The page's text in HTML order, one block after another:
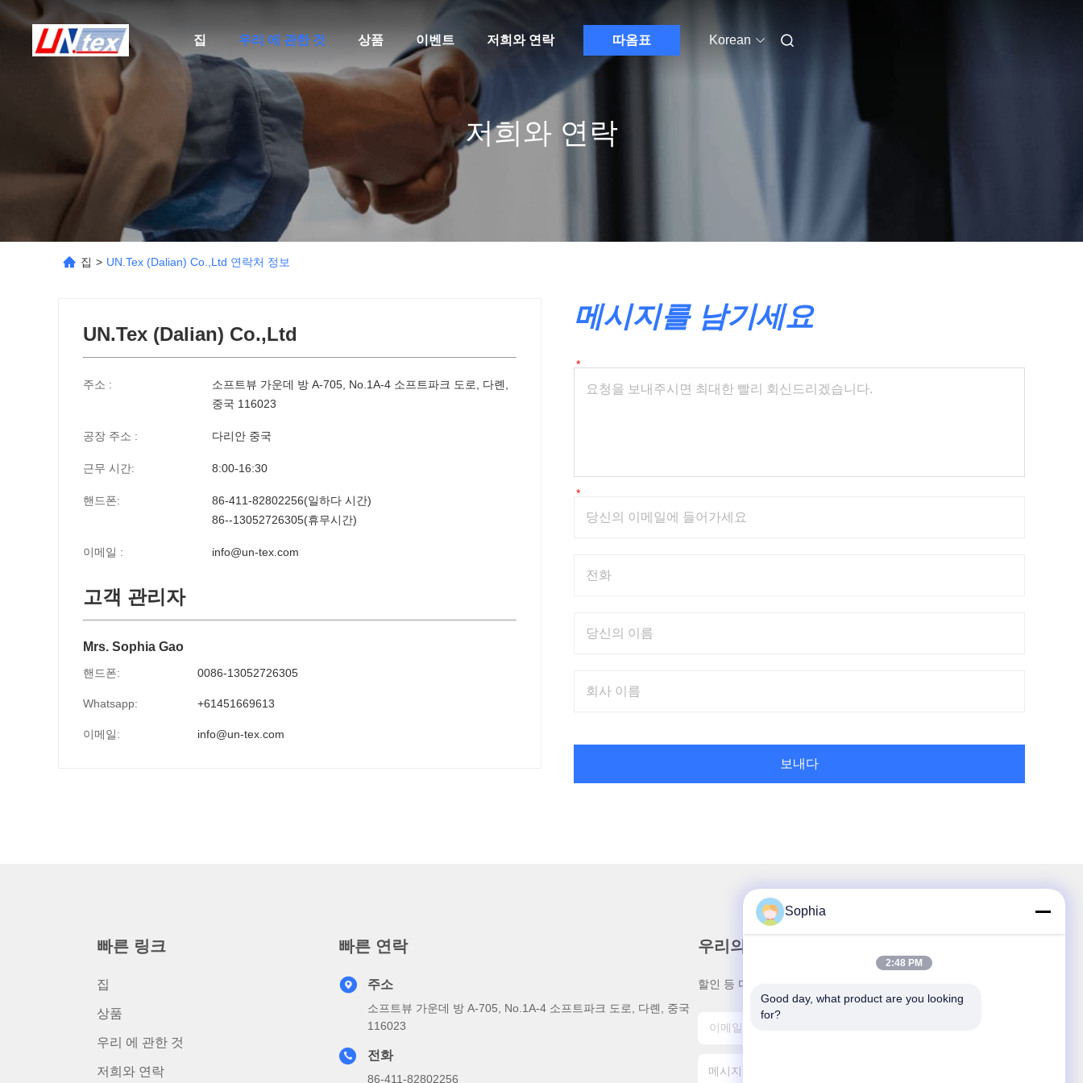
집 우리 에 관한 것 상품 이벤트 저희와 연락 따옴표 Korean
저희와 연락
집 > UN.Tex (Dalian) Co.,Ltd 연락처 정보
UN.Tex (Dalian) Co.,Ltd
주소 :
소프트뷰 가운데 방 A-705, No.1A-4 소프트파크 도로, 다롄,
중국 116023
공장 주소 : 다리안 중국
근무 시간: 8:00-16:30
핸드폰:
86-411-82802256(일하다 시간)
86--13052726305(휴무시간)
이메일 : info@un-tex.com
고객 관리자
Mrs. Sophia Gao
핸드폰: 0086-13052726305
Whatsapp: +61451669613
이메일: info@un-tex.com
메시지를 남기세요
보내다
빠른 링크
집
상품
우리 에 관한 것
저희와 연락
빠른 연락
주소
소프트뷰 가운데 방 A-705, No.1A-4 소프트파크 도로, 다롄, 중국
116023
전화
86-411-82802256
우리의 뉴스레터
할인 등 다양한 정보를 얻으려면 뉴스레터를 구독하세요.
Sophia
2:48 PM
Good day, what product are you looking
for?